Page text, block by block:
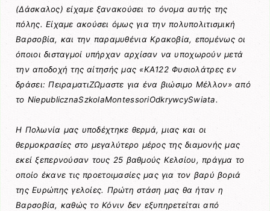
(Δάσκαλος) είχαμε ξανακούσει το όνομα αυτής της
πόλης. Είχαμε ακούσει όμως για την πολυπολιτισμική
Βαρσοβία, και την παραμυθένια Κρακοβία, επομένως οι
όποιοι δισταγμοί υπήρχαν αρχίσαν να υποχωρούν μετά
την αποδοχή της αίτησής μας «ΚΑ122 Φυσιολάτρες εν
δράσει: ΠειραματιΖΩμαστε για ένα βιώσιμο Μέλλον» από
το NiepublicznaSzkolaMontessoriOdkrywcySwiata.
Η Πολωνία μας υποδέχτηκε θερμά, μιας και οι
θερμοκρασίες στο μεγαλύτερο μέρος της διαμονής μας
εκεί ξεπερνούσαν τους 25 βαθμούς Κελσίου, πράγμα το
οποίο έκανε τις προετοιμασίες μας για τον βαρύ βοριά
της Ευρώπης γελοίες. Πρώτη στάση μας θα ήταν η
Βαρσοβία, καθώς το Κόνιν δεν εξυπηρετείται από